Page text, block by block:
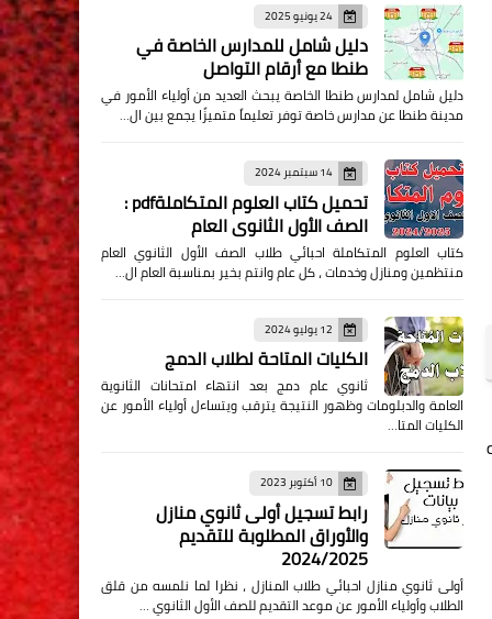
24 يونيو 2025
دليل شامل للمدارس الخاصة في
طنطا مع أرقام التواصل
دليل شامل لمدارس طنطا الخاصة يبحث العديد من أولياء الأمور في
مدينة طنطا عن مدارس خاصة توفر تعليماً متميزًا يجمع بين ال…
14 سبتمبر 2024
تحميل كتاب العلوم المتكاملةpdf :
الصف الأول الثانوي العام
كتاب العلوم المتكاملة احبائي طلاب الصف الأول الثانوي العام
منتظمين ومنازل وخدمات ، كل عام وانتم بخير بمناسبة العام ال…
12 يوليو 2024
الكليات المتاحة لطلاب الدمج
ثانوي عام دمج بعد انتهاء امتحانات الثانوية
العامة والدبلومات وظهور النتيجة يترقب ويتساءل أولياء الأمور عن
الكليات المتا…
10 أكتوبر 2023
رابط تسجيل أولى ثانوي منازل
والأوراق المطلوبة للتقديم
2024/2025
أولى ثانوي منازل احبائي طلاب المنازل ، نظرا لما نلمسه من قلق
الطلاب وأولياء الأمور عن موعد التقديم للصف الأول الثانوي …